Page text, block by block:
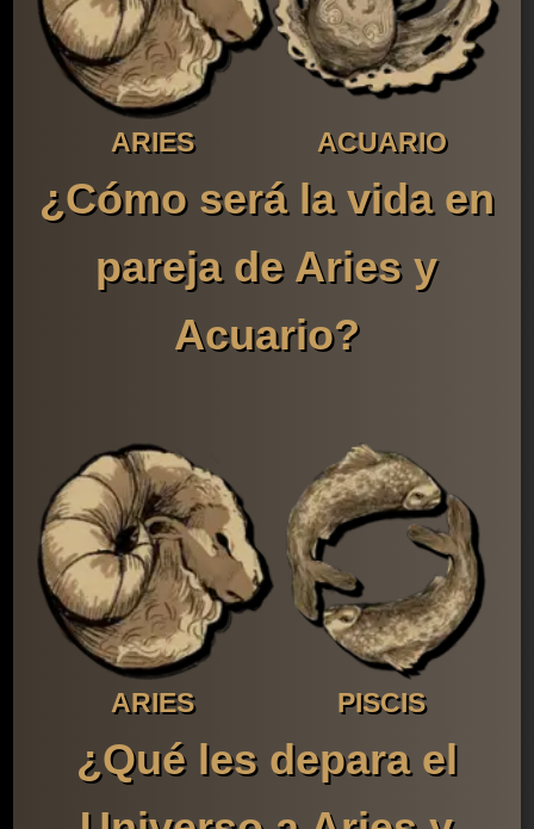
ARIES ACUARIO
¿Cómo será la vida en
pareja de Aries y
Acuario?
ARIES PISCIS
¿Qué les depara el